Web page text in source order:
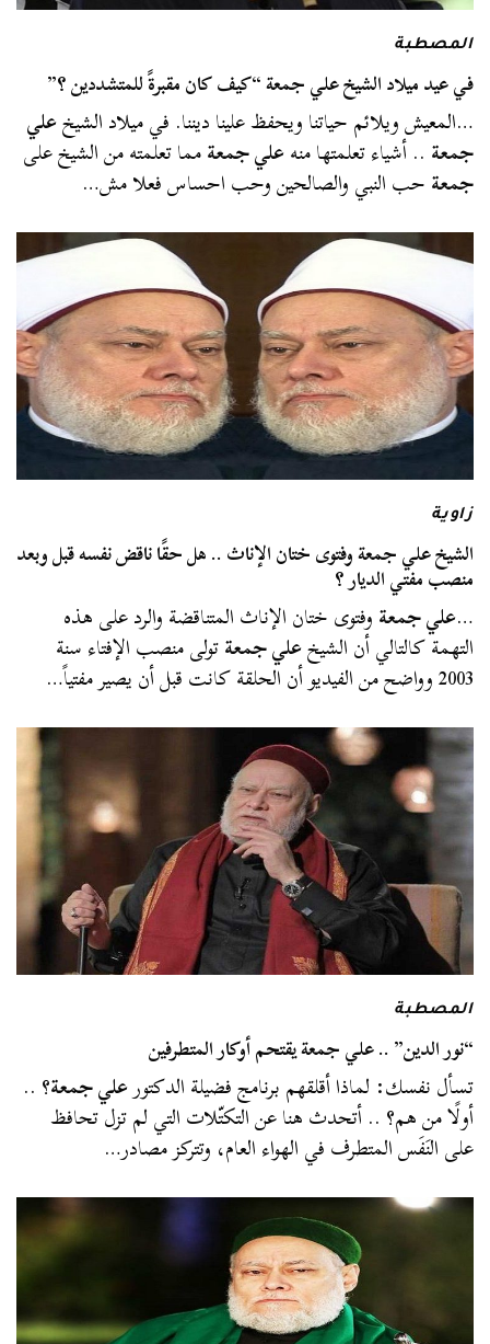
المصطبة
في عيد ميلاد الشيخ علي جمعة “كيف كان مقبرةً للمتشددين ؟”
…المعيش ويلائم حياتنا ويحفظ علينا ديننا. في ميلاد الشيخعلي
جمعة .. أشياء تعلمتها منهعلي جمعةمما تعلمته من الشيخ على
جمعةحب النبي والصالحين وحب احساس فعلا مش…
زاوية
الشيخ علي جمعة وفتوى ختان الإناث .. هل حقًا ناقض نفسه قبل وبعد
منصب مفتي الديار ؟
…علي جمعةوفتوى ختان الإناث المتناقضة والرد على هذه
التهمة كالتالي أن الشيخعلي جمعةتولى منصب الإفتاء سنة
2003 وواضح من الفيديو أن الحلقة كانت قبل أن يصير مفتياً…
المصطبة
“نور الدين” .. علي جمعة يقتحم أوكار المتطرفين
تسأل نفسك: لماذا أقلقهم برنامج فضيلة الدكتورعلي جمعة؟ ..
أولًا من هم؟ .. أتحدث هنا عن التكتّلات التي لم تزل تحافظ
على النَفَس المتطرف في الهواء العام، وتتركز مصادر…